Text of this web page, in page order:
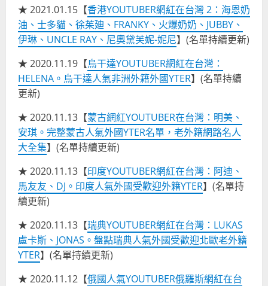
★ 2021.01.15【香港YOUTUBER網紅在台灣 2：海恩奶
油、士多貓、徐茱廸、FRANKY、火爆奶奶、JUBBY、
伊琳、UNCLE RAY、尼奧黛芙妮-妮尼】(名單持續更新)
★ 2020.11.19【烏干達YOUTUBER網紅在台灣：
HELENA。烏干達人氣非洲外籍外國YTER】(名單持續
更新)
★ 2020.11.13【蒙古網紅YOUTUBER在台灣：明美、
安琪。完整蒙古人氣外國YTER名單，老外籍網路名人
大全集】(名單持續更新)
★ 2020.11.13【印度YOUTUBER網紅在台灣：阿迪、
馬友友、DJ。印度人氣外國受歡迎外籍YTER】(名單持
續更新)
★ 2020.11.13【瑞典YOUTUBER網紅在台灣：LUKAS
盧卡斯、JONAS。盤點瑞典人氣外國受歡迎北歐老外籍
YTER】(名單持續更新)
★ 2020.11.12【俄國人氣YOUTUBER俄羅斯網紅在台